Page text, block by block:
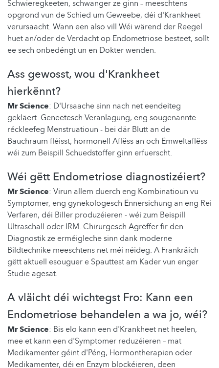
Schwieregkeeten, schwanger ze ginn – meeschtens
opgrond vun de Schied um Geweebe, déi d'Krankheet
verursaacht. Wann een also vill Wéi wärend der Reegel
huet an/oder de Verdacht op Endometriose besteet, sollt
ee sech onbedéngt un en Dokter wenden.
Ass gewosst, wou d'Krankheet
hierkënnt?
Mr Science: D'Ursaache sinn nach net eendeiteg
gekläert. Geneetesch Veranlagung, eng sougenannte
réckleefeg Menstruatioun - bei där Blutt an de
Bauchraum fléisst, hormonell Aflëss an och Ëmweltaflëss
wéi zum Beispill Schuedstoffer ginn erfuerscht.
Wéi gëtt Endometriose diagnostizéiert?
Mr Science: Virun allem duerch eng Kombinatioun vu
Symptomer, eng gynekologesch Ënnersichung an eng Rei
Verfaren, déi Biller produzéieren - wéi zum Beispill
Ultraschall oder IRM. Chirurgesch Agrëffer fir den
Diagnostik ze erméigleche sinn dank moderne
Bildtechnike meeschtens net méi néideg. A Frankräich
gëtt aktuell esouguer e Spauttest am Kader vun enger
Studie agesat.
A vläicht déi wichtegst Fro: Kann een
Endometriose behandelen a wa jo, wéi?
Mr Science: Bis elo kann een d'Krankheet net heelen,
mee et kann een d'Symptomer reduzéieren – mat
Medikamenter géint d'Péng, Hormontherapien oder
Medikamenter, déi en Enzym blockéieren, deen